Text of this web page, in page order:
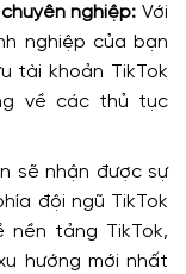
nghiệp: Với
nghiệp của bạn
tài khoản TikTok
về các thủ tục
sẽ nhận được sự
đội ngũ TikTok
nền tảng TikTok,
hướng mới nhất